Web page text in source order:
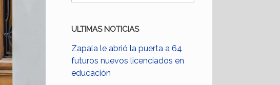
ULTIMAS NOTICIAS
Zapala le abrió la puerta a 64
futuros nuevos licenciados en
educación